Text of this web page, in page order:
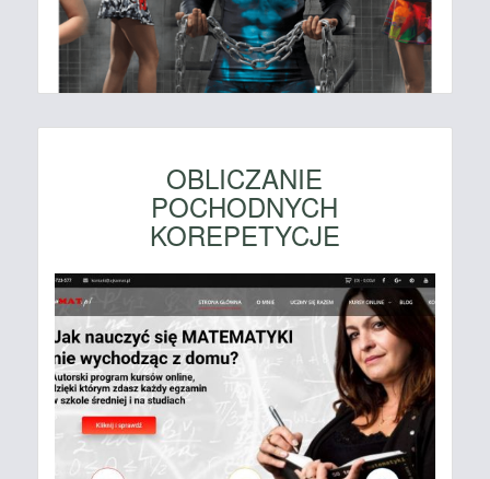
OBLICZANIE
POCHODNYCH
KOREPETYCJE